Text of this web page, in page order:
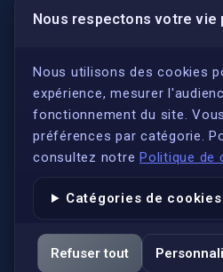
Nous respectons votre vie
Nous utilisons des cookies
expérience, mesurer
fonctionnement du site.
préférences par catégorie.
consultez notre Politique de
Catégories de cookies
Refuser tout
LIENS UTILES
S'inscrire
Qui sommes-nous ?
Conformité
Annuaires des traducteurs
Actualités
Services
FAQ